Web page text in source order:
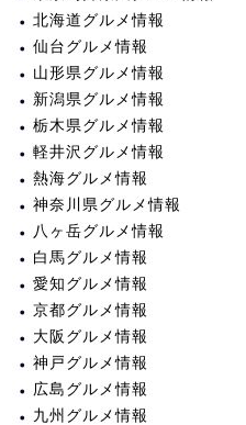
北海道グルメ情報
仙台グルメ情報
山形県グルメ情報
新潟県グルメ情報
栃木県グルメ情報
軽井沢グルメ情報
熱海グルメ情報
神奈川県グルメ情報
八ヶ岳グルメ情報
白馬グルメ情報
愛知グルメ情報
京都グルメ情報
大阪グルメ情報
神戸グルメ情報
広島グルメ情報
九州グルメ情報